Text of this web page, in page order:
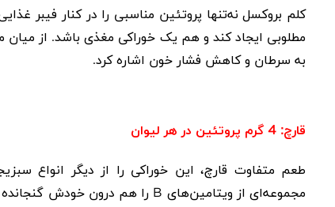
کلم بروکسل نه‌تنها پروتئین مناسبی را در کنار فیبر
مطلوبی ایجاد کند و هم یک خوراکی مغذی باشد. از میان
به سرطان و کاهش فشار خون اشاره کرد.
قارچ: 4 گرم پروتئین در هر لیوان
طعم متفاوت قارچ، این خوراکی را از دیگر انواع
مجموعه‌ای از ویتامین‌های B را هم درون خودش